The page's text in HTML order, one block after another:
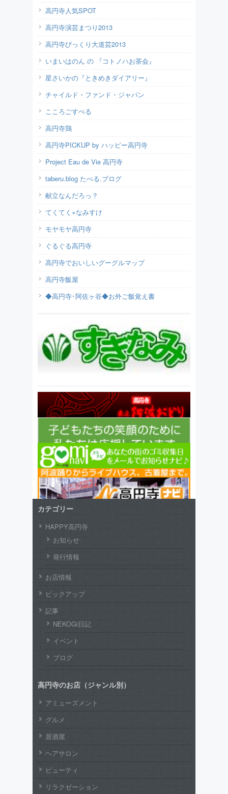
高円寺人気SPOT
高円寺演芸まつり2013
高円寺びっくり大道芸2013
いまいはのん の 『コトノハお茶会』
星さいかの『ときめきダイアリー』
チャイルド・ファンド・ジャパン
こころごすぺる
高円寺鶏
高円寺PICKUP by ハッピー高円寺
Project Eau de Vie 高円寺
taberu.blog たべる.ブログ
献立なんだろっ？
てくてく×なみすけ
モヤモヤ高円寺
ぐるぐる高円寺
高円寺でおいしいグーグルマップ
高円寺飯屋
◆高円寺･阿佐ヶ谷◆お外ご飯覚え書
カテゴリー
HAPPY高円寺
お知らせ
発行情報
お店情報
ピックアップ
記事
NEKOGi日記
イベント
ブログ
高円寺のお店（ジャンル別）
アミューズメント
グルメ
居酒屋
ヘアサロン
ビューティ
リラクゼーション